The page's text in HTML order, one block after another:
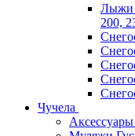
Лыжи
200,
Чучела
Аксессуары